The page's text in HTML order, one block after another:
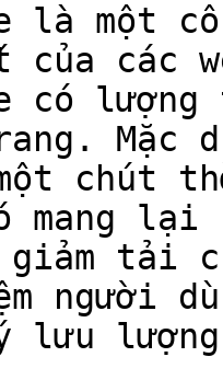
là một
của
có
Mặc
chút
mang
giảm tải
người